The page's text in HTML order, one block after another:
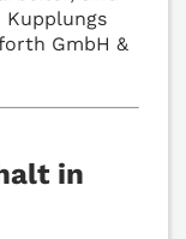
Kupplungs
GmbH &
in